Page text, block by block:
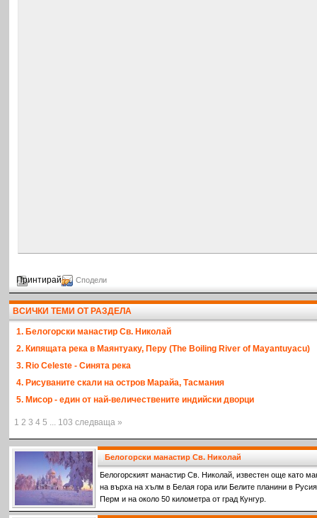
Принтирай Сподели
ВСИЧКИ ТЕМИ ОТ РАЗДЕЛА
1. Белогорски манастир Св. Николай
2. Кипящата река в Маянтуаку, Перу (The Boiling River of Mayantuyacu)
3. Rio Celeste - Синята река
4. Рисуваните скали на остров Марайа, Тасмания
5. Мисор - един от най-величествените индийски дворци
1 2 3 4 5 ... 103 следваща »
Белогорски манастир Св. Николай
Белогорският манастир Св. Николай, известен още като
на върха на хълм в Белая гора или Белите планини в
Перм и на около 50 километра от град Кунгур.